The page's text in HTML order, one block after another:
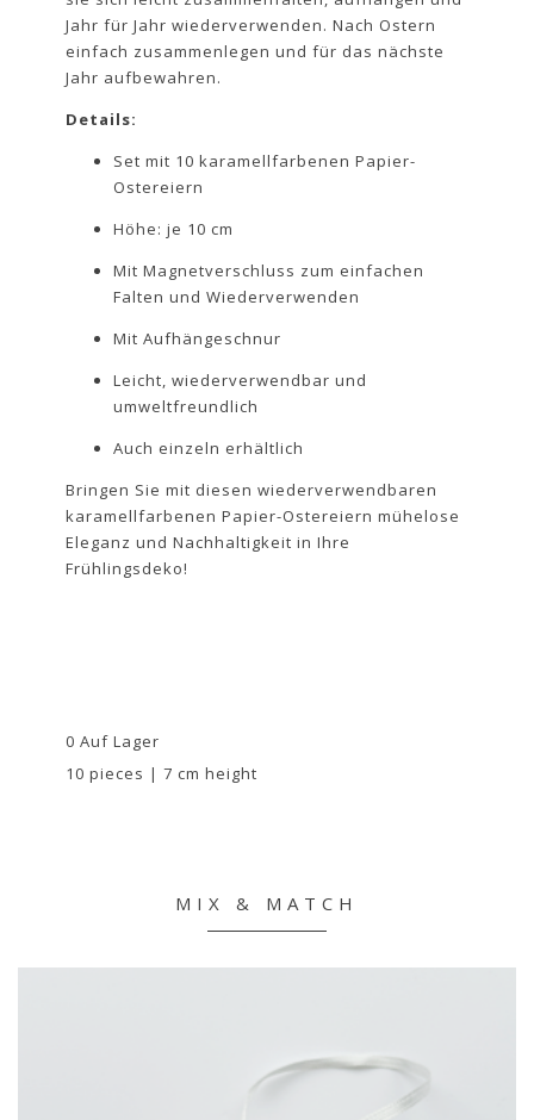
Jahr für Jahr wiederverwenden. Nach Ostern
einfach zusammenlegen und für das nächste
Jahr aufbewahren.
Details:
Set mit 10 karamellfarbenen Papier-
Ostereiern
Höhe: je 10 cm
Mit Magnetverschluss zum einfachen
Falten und Wiederverwenden
Mit Aufhängeschnur
Leicht, wiederverwendbar und
umweltfreundlich
Auch einzeln erhältlich
Bringen Sie mit diesen wiederverwendbaren
karamellfarbenen Papier-Ostereiern mühelose
Eleganz und Nachhaltigkeit in Ihre
Frühlingsdeko!
0 Auf Lager
10 pieces | 7 cm height
MIX & MATCH